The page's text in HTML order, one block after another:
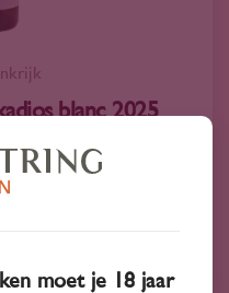
blanc 2025
moet je 18 jaar